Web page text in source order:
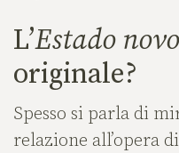
L’Estado novo
originale?
Spesso si parla di
relazione all’opera